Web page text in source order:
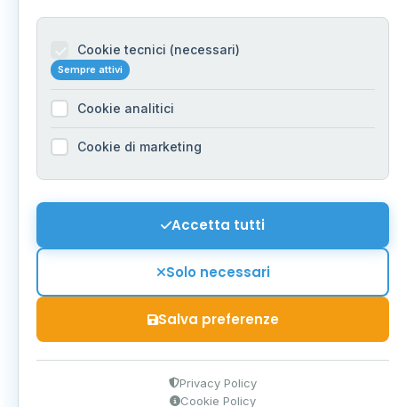
Cookie tecnici (necessari)
Sempre attivi
Cookie analitici
Cookie di marketing
Accetta tutti
Solo necessari
Salva preferenze
Privacy Policy
Cookie Policy